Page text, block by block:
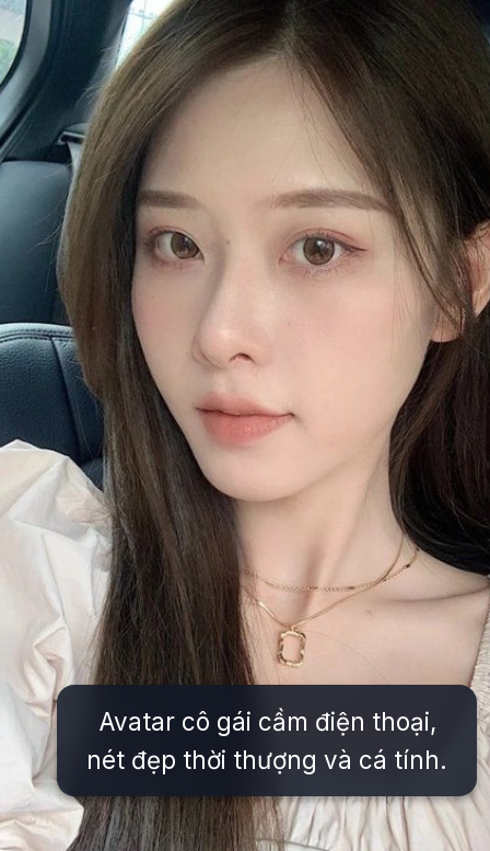
Đang mở https://issiloo.edu.vn/vitamin-gai-xinh
Avatar cô gái cầm điện thoại,
nét đẹp thời thượng và cá tính.